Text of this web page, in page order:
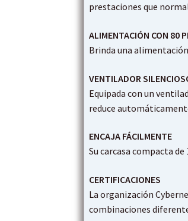
prestaciones que
ALIMENTACIÓN CON 80
Brinda una
VENTILADOR
Equipada con un
reduce
ENCAJA FÁCILMENTE
Su carcasa compacta
CERTIFICACIONES
La organización
combinaciones